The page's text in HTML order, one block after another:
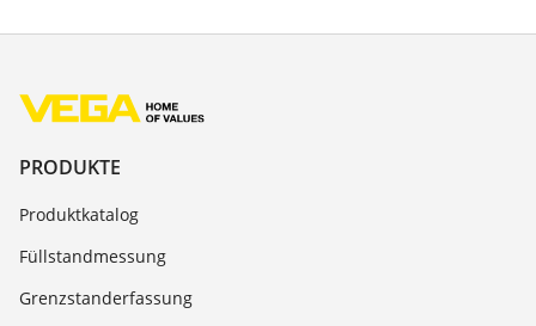
PRODUKTE
Produktkatalog
Füllstandmessung
Grenzstanderfassung